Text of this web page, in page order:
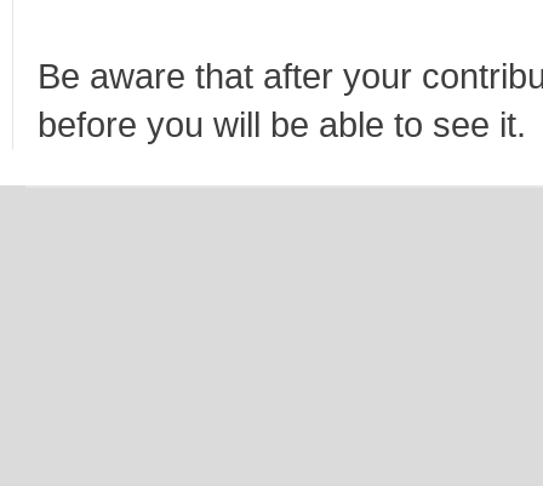
Be aware that after your
before you will be able to see it.